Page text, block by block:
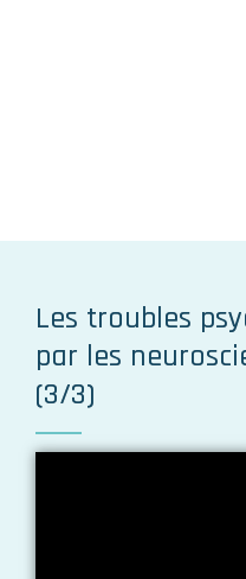
Les troubles
par les
(3/3)​